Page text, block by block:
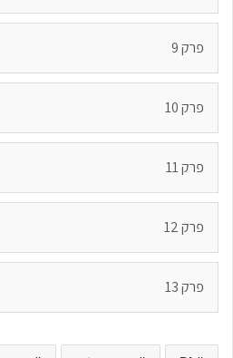
פרק 9
פרק 10
פרק 11
פרק 12
פרק 13